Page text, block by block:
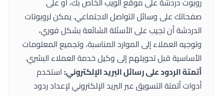
صفحاتك على وسائل التواصل الاجتماعي. يمكن لروبوتات
الدردشة أن تجيب على الأسئلة الشائعة بشكل فوري،
وتوجيه العملاء إلى الموارد المناسبة، وتجميع المعلومات
الأساسية قبل تحويلهم إلى وكيل خدمة العملاء البشري.
أتمتة الردود على رسائل البريد الإلكتروني:استخدم
أدوات أتمتة التسويق عبر البريد الإلكتروني لإعداد ردود